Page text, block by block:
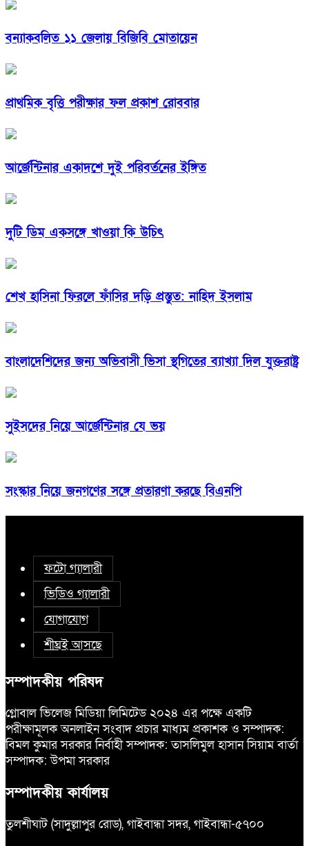
বন্যাকবলিত ১১ জেলায় বিজিবি মোতায়েন
প্রাথমিক বৃত্তি পরীক্ষার ফল প্রকাশ রোববার
আর্জেন্টিনার একাদশে দুই পরিবর্তনের ইঙ্গিত
দুটি ডিম একসঙ্গে খাওয়া কি উচিৎ
শেখ হাসিনা ফিরলে ফাঁসির দড়ি প্রস্তুত: নাহিদ ইসলাম
বাংলাদেশিদের জন্য অভিবাসী ভিসা স্থগিতের ব্যাখ্যা দিল যুক্তরাষ্ট্র
সুইসদের নিয়ে আর্জেন্টিনার যে ভয়
সংস্কার নিয়ে জনগণের সঙ্গে প্রতারণা করছে বিএনপি
ফটো গ্যালারী
ভিডিও গ্যালারী
যোগাযোগ
শীঘ্রই আসছে
সম্পাদকীয় পরিষদ
গ্লোবাল ভিলেজ মিডিয়া লিমিটেড ২০২৪ এর পক্ষে একটি
পরীক্ষামূলক অনলাইন সংবাদ প্রচার মাধ্যম প্রকাশক ও সম্পাদক:
বিমল কুমার সরকার নির্বাহী সম্পাদক: তাসলিমুল হাসান সিয়াম বার্তা
সম্পাদক: উপমা সরকার
সম্পাদকীয় কার্যালয়
তুলশীঘাট (সাদুল্লাপুর রোড), গাইবান্ধা সদর, গাইবান্ধা-৫৭০০